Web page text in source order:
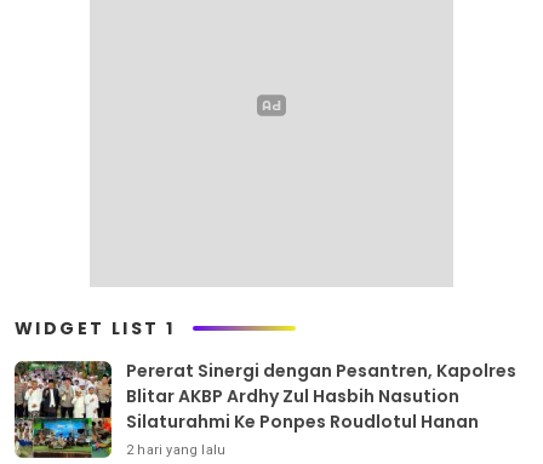
WIDGET LIST 1
Pererat Sinergi dengan Pesantren, Kapolres
Blitar AKBP Ardhy Zul Hasbih Nasution
Silaturahmi Ke Ponpes Roudlotul Hanan
2 hari yang lalu